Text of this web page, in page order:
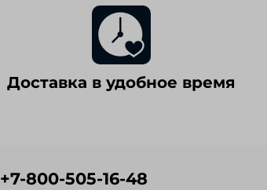
Доставка в удобное время
+7-800-505-16-48